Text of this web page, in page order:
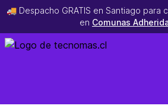
🚚 Despacho GRATIS en Santiago para
en Comunas